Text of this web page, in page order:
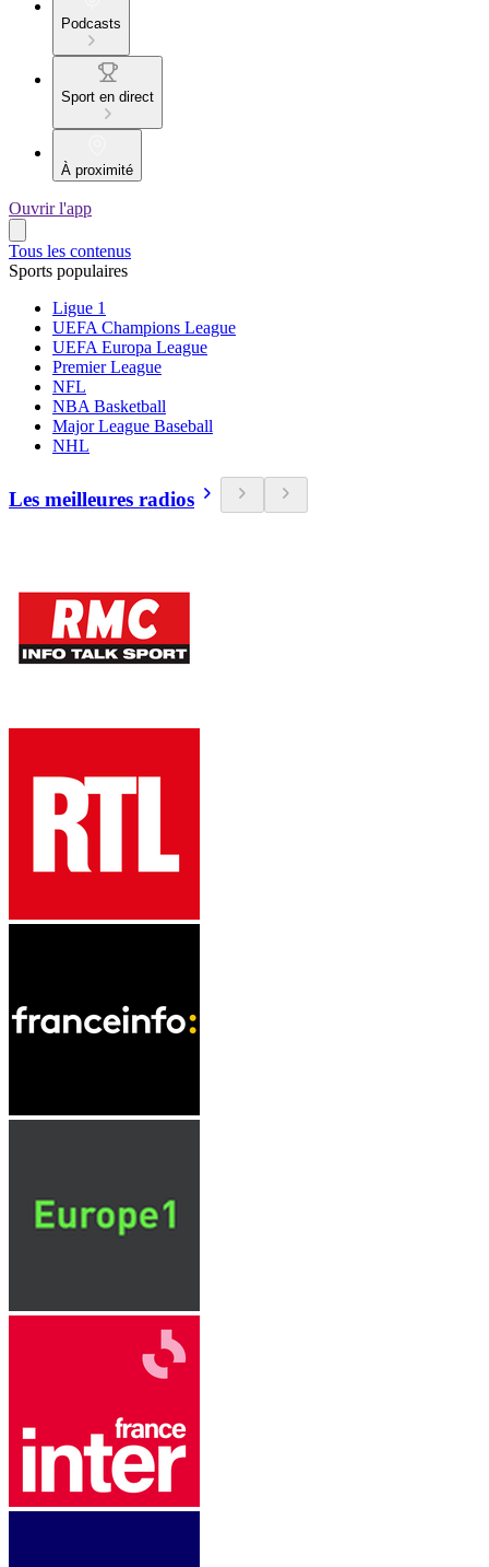
Podcasts
Sport en direct
À proximité
Ouvrir l'app
Tous les contenus
Sports populaires
Ligue 1
UEFA Champions League
UEFA Europa League
Premier League
NFL
NBA Basketball
Major League Baseball
NHL
Les meilleures radios